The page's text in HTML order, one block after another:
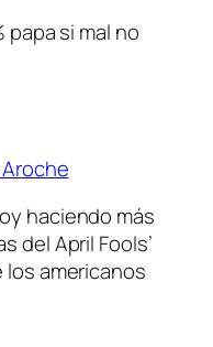
papa si mal no
Aroche
haciendo más
del April Fools’
americanos